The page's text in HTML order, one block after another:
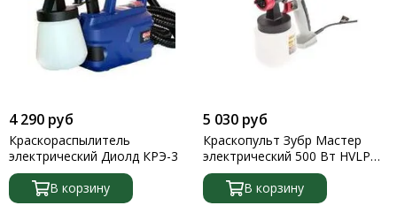
4 290 руб
Краскораспылитель
электрический Диолд КРЭ-3
В корзину
5 030 руб
Краскопульт Зубр Мастер
электрический 500 Вт HVLP
0.8 л краскоперенос 0-800 мл/
мин вязкость краски 100 DIN/
сек сопло 2.6мм
В корзину